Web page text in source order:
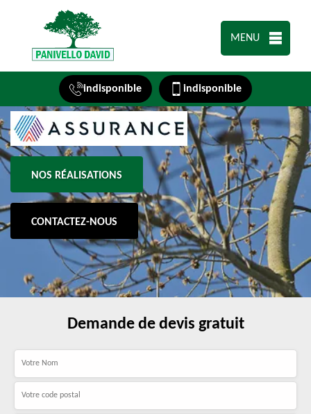
MENU
indisponible indisponible
NOS RÉALISATIONS
CONTACTEZ-NOUS
Demande de devis gratuit